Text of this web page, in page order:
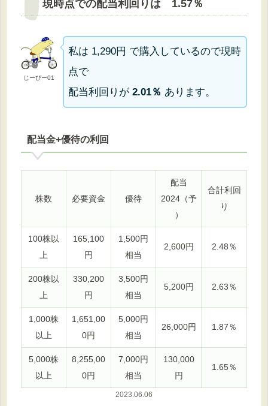
現時点での配当利回りは 1.57％
じーぴー01
私は 1,290円 で購入しているので現時
点で
配当利回りが2.01％ あります。
配当金+優待の利回
株数 必要資金 優待
配当
2024（予
）
合計利回
り
100株以
上
165,100
円
1,500円
相当
2,600円 2.48％
200株以
上
330,200
円
3,500円
相当
5,200円 2.63％
1,000株
以上
1,651,00
0円
5,000円
相当
26,000円 1.87％
5,000株
以上
8,255,00
0円
7,000円
相当
130,000
円
1.65％
2023.06.06